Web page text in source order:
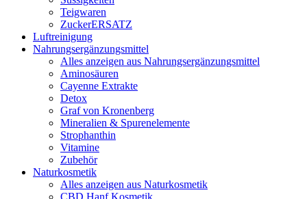
Teigwaren
ZuckerERSATZ
Luftreinigung
Nahrungsergänzungsmittel
Alles anzeigen aus Nahrungsergänzungsmittel
Aminosäuren
Cayenne Extrakte
Detox
Graf von Kronenberg
Mineralien & Spurenelemente
Strophanthin
Vitamine
Zubehör
Naturkosmetik
Alles anzeigen aus Naturkosmetik
CBD Hanf Kosmetik